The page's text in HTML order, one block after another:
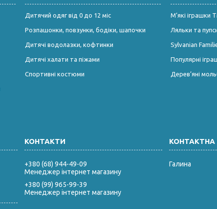
Дитячий одяг від 0 до 12 міс
Розпашонки, повзунки, бодіки, шапочки
Дитячі водолазки, кофтинки
Дитячі халати та піжами
Спортивні костюми
М’які іграшки
Ляльки та
Sylvanian
Популярні
Дерев’яні
+380 (68) 944-49-09
Менеджер інтернет магазину
+380 (99) 965-99-39
Менеджер інтернет магазину
Галина